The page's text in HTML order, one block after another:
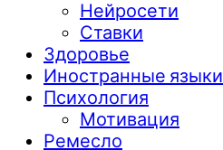
Нейросети
Ставки
Здоровье
Иностранные языки
Психология
Мотивация
Ремесло